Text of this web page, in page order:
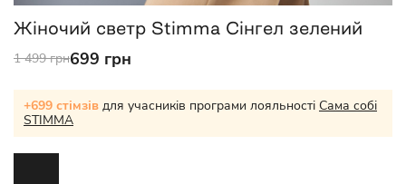
Жіночий светр Stimma Сінгел зелений
1 499 грн699 грн
+699 стімзів для учасників програми лояльності Сама собі
STIMMA